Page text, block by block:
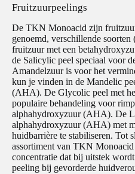
Fruitzuurpeelings
De TKN Monoacid zijn
genoemd, verschillende
fruitzuur met een
de Salicylic peel speciaal voor
Amandelzuur is voor het
kun je vinden in de Mandelic
(AHA). De Glycolic peel met
populaire behandeling voor
alphahydroxyzuur (AHA). De
alphahydroxyzuur (AHA) met
huidbarrière te stabiliseren. Tot
assortiment van TKN
concentratie dat bij uitstek
peeling bij gevorderde